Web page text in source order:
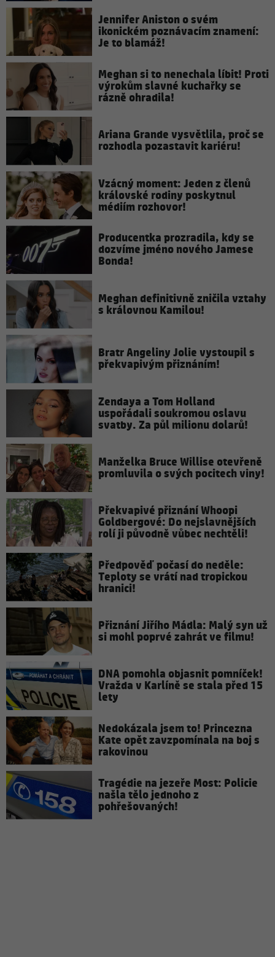
Jennifer Aniston o svém
ikonickém poznávacím znamení:
Je to blamáž!
Meghan si to nenechala líbit! Proti
výrokům slavné kuchařky se
rázně ohradila!
Ariana Grande vysvětlila, proč se
rozhodla pozastavit kariéru!
Vzácný moment: Jeden z členů
královské rodiny poskytnul
médiím rozhovor!
Producentka prozradila, kdy se
dozvíme jméno nového Jamese
Bonda!
Meghan definitivně zničila vztahy
s královnou Kamilou!
Bratr Angeliny Jolie vystoupil s
překvapivým přiznáním!
Zendaya a Tom Holland
uspořádali soukromou oslavu
svatby. Za půl milionu dolarů!
Manželka Bruce Willise otevřeně
promluvila o svých pocitech viny!
Překvapivé přiznání Whoopi
Goldbergové: Do nejslavnějších
rolí ji původně vůbec nechtěli!
Předpověď počasí do neděle:
Teploty se vrátí nad tropickou
hranici!
Přiznání Jiřího Mádla: Malý syn už
si mohl poprvé zahrát ve filmu!
DNA pomohla objasnit pomníček!
Vražda v Karlíně se stala před 15
lety
Nedokázala jsem to! Princezna
Kate opět zavzpomínala na boj s
rakovinou
Tragédie na jezeře Most: Policie
našla tělo jednoho z
pohřešovaných!